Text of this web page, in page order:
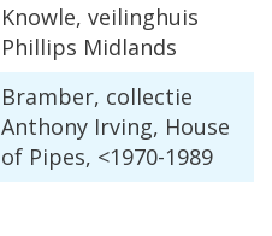
Knowle, veilinghuis
Phillips Midlands
Bramber, collectie
Anthony Irving, House
of Pipes, <1970-1989